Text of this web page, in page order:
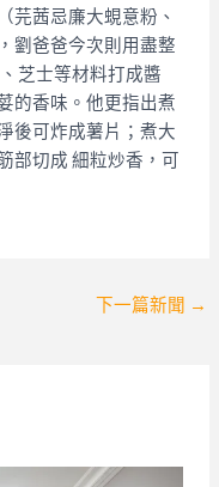
芫茜忌廉大蜆意粉、
劉爸爸今次則用盡整
芝士等材料打成醬
的香味。他更指出煮
後可炸成薯片；煮大
部切成 細粒炒香，可
下一篇新聞 →